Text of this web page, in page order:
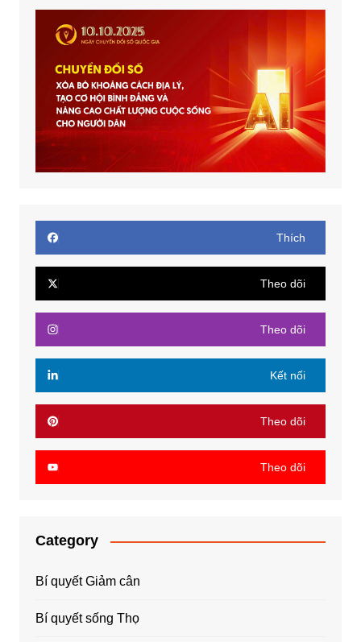
Thích
Theo dõi
Theo dõi
Kết nối
Theo dõi
Theo dõi
Category
Bí quyết Giảm cân
Bí quyết sống Thọ